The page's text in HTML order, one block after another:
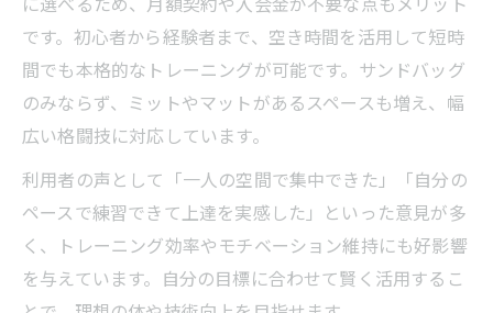
です。初心者から経験者まで、空き時間を活用して短時
間でも本格的なトレーニングが可能です。サンドバッグ
のみならず、ミットやマットがあるスペースも増え、幅
広い格闘技に対応しています。
利用者の声として「一人の空間で集中できた」「自分の
ペースで練習できて上達を実感した」といった意見が多
く、トレーニング効率やモチベーション維持にも好影響
を与えています。自分の目標に合わせて賢く活用するこ